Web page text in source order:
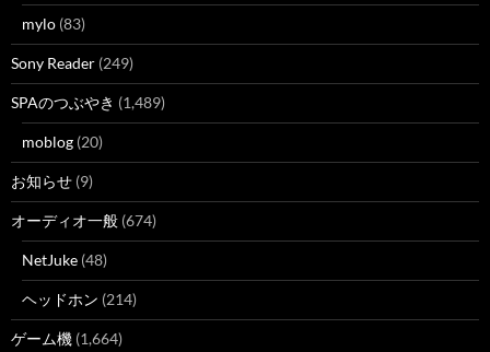
mylo (83)
Sony Reader (249)
SPAのつぶやき (1,489)
moblog (20)
お知らせ (9)
オーディオ一般 (674)
NetJuke (48)
ヘッドホン (214)
ゲーム機 (1,664)